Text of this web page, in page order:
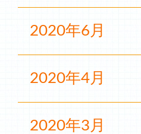
2020年6月
2020年4月
2020年3月